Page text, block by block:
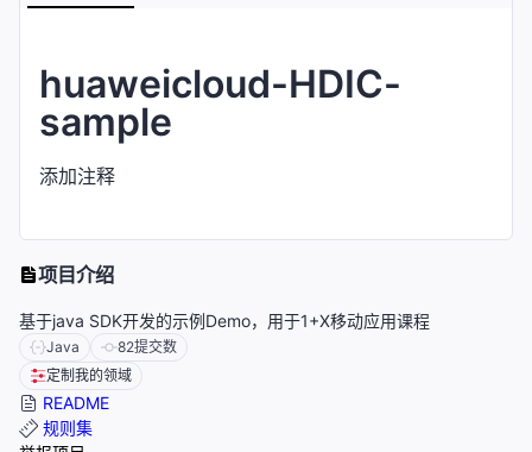
huaweicloud-HDIC-
sample
添加注释
项目介绍
基于java SDK开发的示例Demo，用于1+X移动应用课程
Java 82提交数
定制我的领域
README
规则集